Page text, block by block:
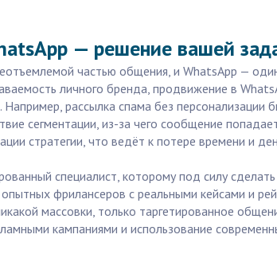
— решение вашей
частью общения, и WhatsApp —
личного бренда, продвижение в
рассылка спама без
сегментации, из-за чего сообщение
стратегии, что ведёт к потере времени и
специалист, которому под силу
фрилансеров с реальными кейсами и
массовки, только таргетированное
кампаниями и использование